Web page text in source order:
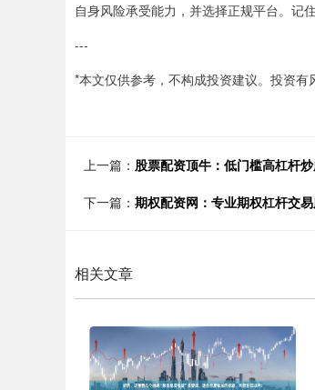
自身风险承受能力，并选择正规平台。记
---
*本文仅供参考，不构成投资建议。投资
上一篇： 股票配资顶牛：低门槛高杠杆
下一篇： 期权配资网：专业期权杠杆交
相关文章